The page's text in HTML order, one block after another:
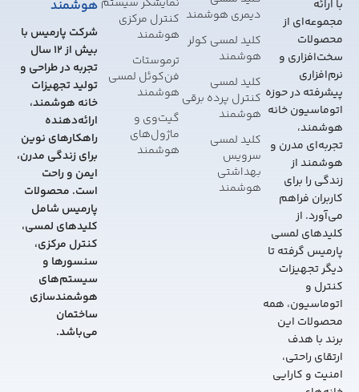
با ارائه
مجموعه‌ای از
محصولات
سخت‌افزاری و
نرم‌افزاری
پیشرفته در حوزه
اتوماسیون خانه
هوشمند،
تجربه‌ای مدرن و
هوشمند از
زندگی را برای
کاربران فراهم
می‌آورد. از
کلیدهای لمسی
پارمیس گرفته تا
دیگر تجهیزات
کنترل و
اتوماسیون، همه
محصولات این
برند با هدف
ارتقای راحتی،
امنیت و کارایی
دیمری هوشمند
کلید لمسی کولر
هوشمند
کلید لمسی
کنترل پرده برقی
هوشمند
کلید لمسی
سرویس
بهداشتی
هوشمند
کنترل مرکزی
هوشمند
ترموستات
فن‌کوئل لمسی
هوشمند
گیت‌وی و
ماژول‌های
هوشمند
هوشمند
شرکت پارمیس با
بیش از 12 سال
تجربه در طراحی و
تولید تجهیزات
خانه هوشمند،
ارائه‌دهنده
راهکارهای نوین
برای زندگی مدرن،
ایمن و راحت
است. محصولات
پارمیس شامل
کلیدهای لمسی،
کنترل مرکزی،
سنسورها و
سیستم‌های
هوشمندسازی
ساختمان
می‌باشد.